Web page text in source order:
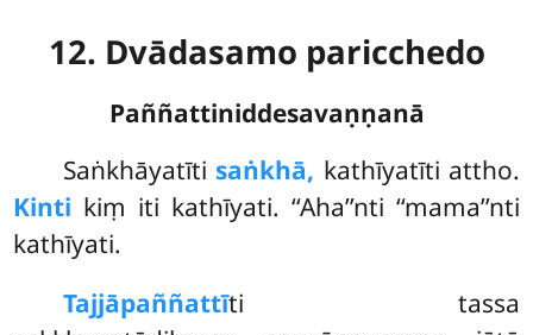
12. Dvādasamo paricchedo
Paññattiniddesavaṇṇanā
Saṅkhāyatīti saṅkhā, kathīyatīti attho.
Kinti kiṃ iti kathīyati. ‘‘Aha’’nti ‘‘mama’’nti
kathīyati.
Tajjāpaññattīti tassa